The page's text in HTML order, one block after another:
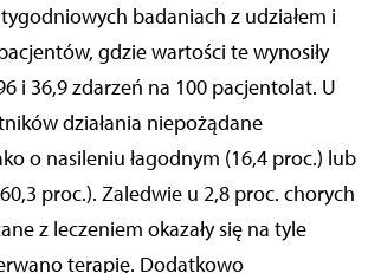
badaniach z udziałem i
gdzie wartości te wynosiły
i 36,9 zdarzeń na 100 pacjentolat. U
działania niepożądane
o nasileniu łagodnym (16,4 proc.) lub
proc.). Zaledwie u 2,8 proc. chorych
z leczeniem okazały się na tyle
terapię. Dodatkowo